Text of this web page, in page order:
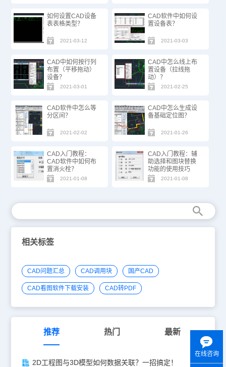
如何设置CAD设备
表表格类型？
2021-03-12
CAD软件中如何设
置设备表？
2021-03-03
CAD中如何按行列
布置（平移拖动）
设备？
2021-03-01
CAD中怎么线上布
置设备（拉线拖
动）？
2021-02-25
CAD软件中怎么等
分区间？
2021-02-02
CAD中怎么生成设
备基础定位图？
2021-01-26
CAD入门教程：
CAD软件中如何布
置消火栓？
2021-01-08
CAD入门教程：辅
助选择和图块替换
功能的使用技巧
2021-01-08
相关标签
CAD问题汇总 CAD调用块 国产CAD
CAD看图软件下载安装 CAD转PDF
推荐 热门 最新
2D工程图与3D模型如何数据关联？一招搞定！
在线咨询